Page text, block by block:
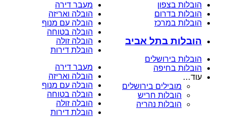
הובלות בצפון
הובלות בדרום
הובלות במרכז
הובלות בתל אביב
הובלות בירושלים
הובלות בחיפה
עוד…
מובילים בירושלים
הובלות חריש
הובלות נהריה
מעבר דירה
הובלה ואריזה
הובלה עם מנוף
הובלה בטוחה
הובלה זולה
הובלת דירות
מעבר דירה
הובלה ואריזה
הובלה עם מנוף
הובלה בטוחה
הובלה זולה
הובלת דירות